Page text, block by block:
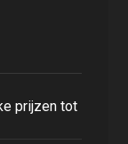
prijzen tot